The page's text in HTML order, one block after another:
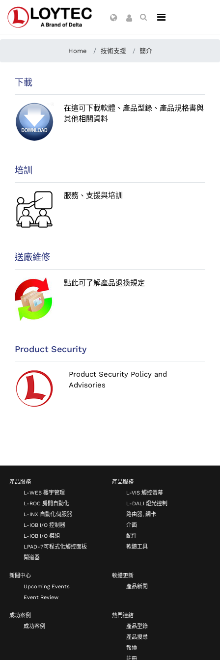
Home 技術支援 簡介
下載
在這可下載軟體 、產品型錄、產品規格書與
其他相關資料
培訓
服務、支援與培訓
送廠維修
點此可了解產品退換規定
Product Security
Product Security Policy and
Advisories
產品服務
L-WEB 樓宇管理
L-ROC 房間自動化
L-INX 自動化伺服器
L-IOB I/O 控制器
L-IOB I/O 模組
LPAD-7可程式化觸控面板
閘道器
產品服務
L-VIS 觸控螢幕
L-DALI 燈光控制
路由器, 網卡
介面
配件
軟體工具
新聞中心
Upcoming Events
Event Review
軟體更新
產品新聞
成功案例
成功案例
熱門連結
產品型錄
產品搜尋
報價